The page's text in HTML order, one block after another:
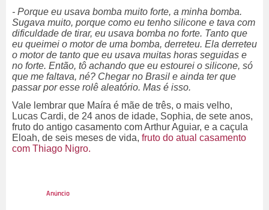
- Porque eu usava bomba muito forte, a minha bomba.
Sugava muito, porque como eu tenho silicone e tava com
dificuldade de tirar, eu usava bomba no forte. Tanto que
eu queimei o motor de uma bomba, derreteu. Ela derreteu
o motor de tanto que eu usava muitas horas seguidas e
no forte. Então, tô achando que eu estourei o silicone, só
que me faltava, né? Chegar no Brasil e ainda ter que
passar por esse rolê aleatório. Mas é isso.
Vale lembrar que Maíra é mãe de três, o mais velho,
Lucas Cardi, de 24 anos de idade, Sophia, de sete anos,
fruto do antigo casamento com Arthur Aguiar, e a caçula
Eloah, de seis meses de vida, fruto do atual casamento
com Thiago Nigro.